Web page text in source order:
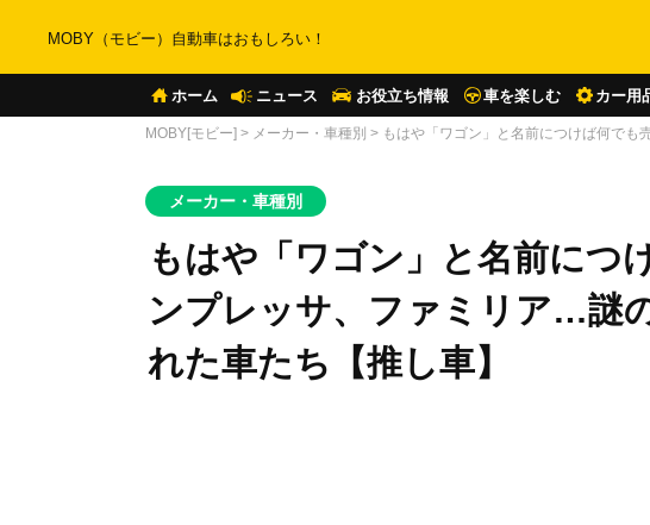
MOBY（モビー）自動車はおもしろい！
ホーム ニュース お役立ち情報 車を楽しむ カー用
MOBY[モビー] > メーカー・車種別 > もはや「ワゴン」と名前につけば何でも
メーカー・車種別
もはや「ワゴン」と名前につ
ンプレッサ、ファミリア…謎
れた車たち【推し車】